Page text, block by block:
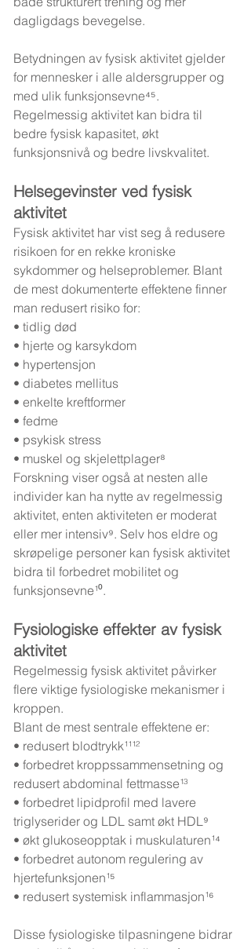
dagligdags bevegelse.
Betydningen av fysisk aktivitet gjelder
for mennesker i alle aldersgrupper og
med ulik funksjonsevne⁴⁵.
Regelmessig aktivitet kan bidra til
bedre fysisk kapasitet, økt
funksjonsnivå og bedre livskvalitet.
Helsegevinster ved fysisk
aktivitet
Fysisk aktivitet har vist seg å redusere
risikoen for en rekke kroniske
sykdommer og helseproblemer. Blant
de mest dokumenterte effektene finner
man redusert risiko for:
• tidlig død
• hjerte og karsykdom
• hypertensjon
• diabetes mellitus
• enkelte kreftformer
• fedme
• psykisk stress
• muskel og skjelettplager⁸
Forskning viser også at nesten alle
individer kan ha nytte av regelmessig
aktivitet, enten aktiviteten er moderat
eller mer intensiv⁹. Selv hos eldre og
skrøpelige personer kan fysisk aktivitet
bidra til forbedret mobilitet og
funksjonsevne¹⁰.
Fysiologiske effekter av fysisk
aktivitet
Regelmessig fysisk aktivitet påvirker
flere viktige fysiologiske mekanismer i
kroppen.
Blant de mest sentrale effektene er:
• redusert blodtrykk¹¹¹²
• forbedret kroppssammensetning og
redusert abdominal fettmasse¹³
• forbedret lipidprofil med lavere
triglyserider og LDL samt økt HDL⁹
• økt glukoseopptak i muskulaturen¹⁴
• forbedret autonom regulering av
hjertefunksjonen¹⁵
• redusert systemisk inflammasjon¹⁶
Disse fysiologiske tilpasningene bidrar